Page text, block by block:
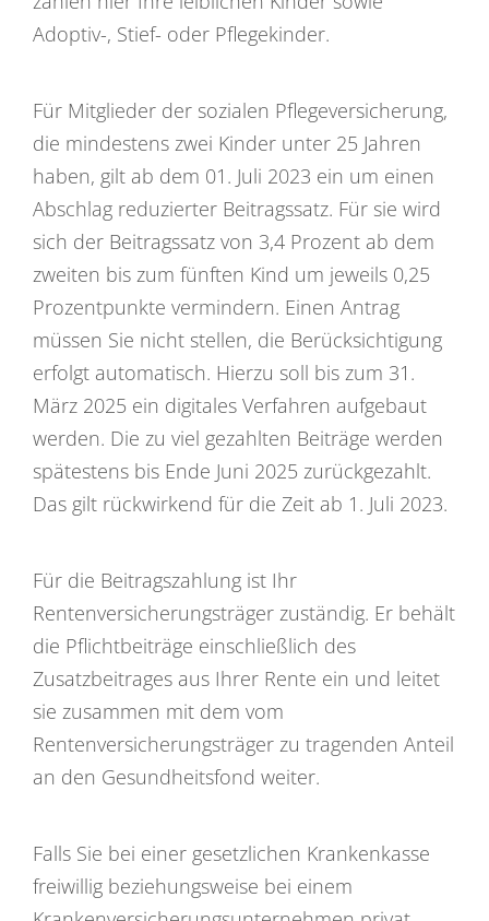
Adoptiv-, Stief- oder Pflegekinder.
Für Mitglieder der sozialen Pflegeversicherung,
die mindestens zwei Kinder unter 25 Jahren
haben, gilt ab dem 01. Juli 2023 ein um einen
Abschlag reduzierter Beitragssatz. Für sie wird
sich der Beitragssatz von 3,4 Prozent ab dem
zweiten bis zum fünften Kind um jeweils 0,25
Prozentpunkte vermindern. Einen Antrag
müssen Sie nicht stellen, die Berücksichtigung
erfolgt automatisch. Hierzu soll bis zum 31.
März 2025 ein digitales Verfahren aufgebaut
werden. Die zu viel gezahlten Beiträge werden
spätestens bis Ende Juni 2025 zurückgezahlt.
Das gilt rückwirkend für die Zeit ab 1. Juli 2023.
Für die Beitragszahlung ist Ihr
Rentenversicherungsträger zuständig. Er behält
die Pflichtbeiträge einschließlich des
Zusatzbeitrages aus Ihrer Rente ein und leitet
sie zusammen mit dem vom
Rentenversicherungsträger zu tragenden Anteil
an den Gesundheitsfond weiter.
Falls Sie bei einer gesetzlichen Krankenkasse
freiwillig beziehungsweise bei einem